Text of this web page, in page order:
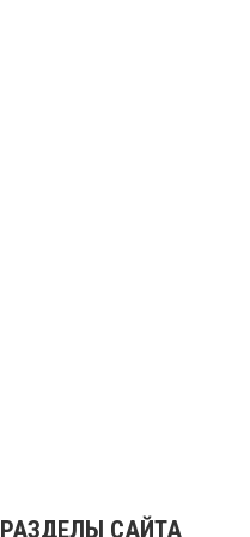
РАЗДЕЛЫ САЙТА